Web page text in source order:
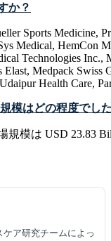
か？
Sports Medicine,
Medical, HemCon
Technologies Inc.,
Medpack Swiss
Health Care,
模はどの程度でし
規模は USD 23.83
ケア研究チームによっ